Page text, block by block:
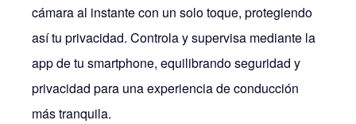
cámara al instante con un solo toque, protegiendo
así tu privacidad. Controla y supervisa mediante la
app de tu smartphone, equilibrando seguridad y
privacidad para una experiencia de conducción
más tranquila.